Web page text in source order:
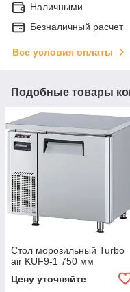
Наличными
Безналичный расчет
Все условия оплаты
Подобные товары
Стол морозильный Turbo
air KUF9-1 750 мм
Цену уточняйте